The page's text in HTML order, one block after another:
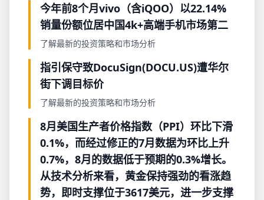
今年前8个月vivo（含iQOO）以22.14%
销量份额位居中国4k+高端手机市场第二
了解最新的投资策略和市场分析
指引保守致DocuSign(DOCU.US)遭华尔
街下调目标价
了解最新的投资策略和市场分析
8月美国生产者价格指数（PPI）环比下滑
0.1%，而经过修正的7月数据为环比上升
0.7%，8月的数据低于预期的0.3%增长。
从技术分析来看，黄金保持强劲的看涨趋
势，即时支撑位于3617美元，进一步支撑